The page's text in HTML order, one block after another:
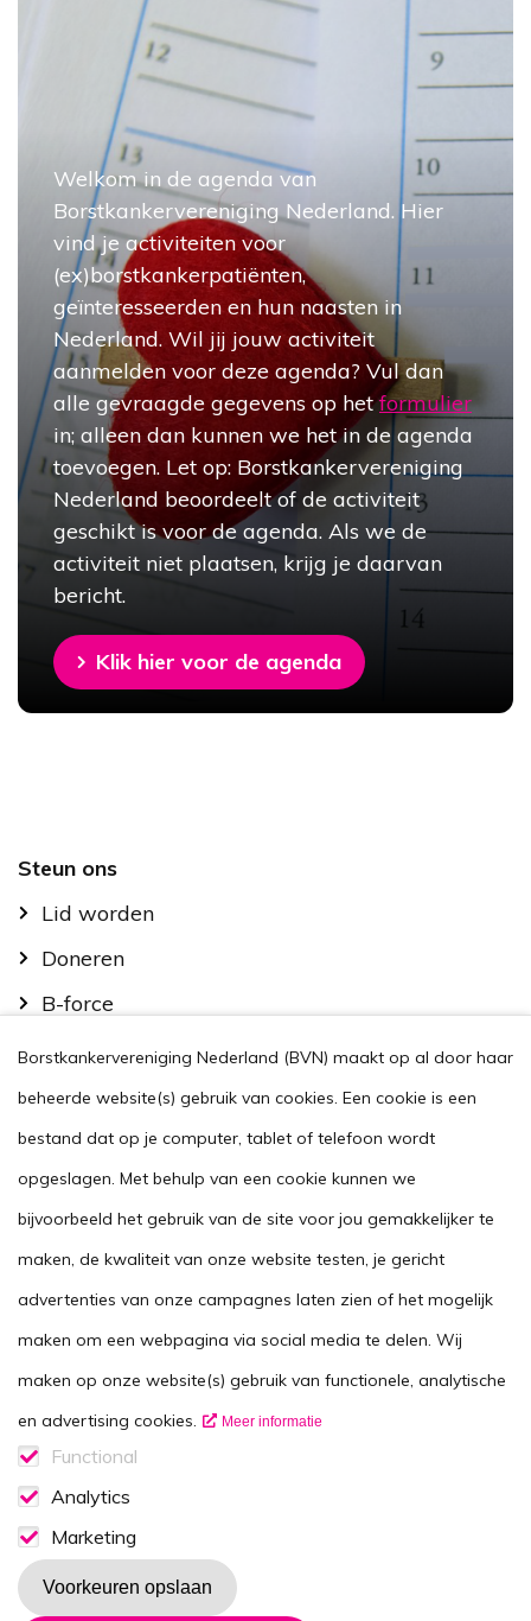
Welkom in de agenda van
Borstkankervereniging Nederland. Hier
vind je activiteiten voor
(ex)borstkankerpatiënten,
geïnteresseerden en hun naasten in
Nederland. Wil jij jouw activiteit
aanmelden voor deze agenda? Vul dan
alle gevraagde gegevens op hetformulier
in; alleen dan kunnen we het in de agenda
toevoegen. Let op: Borstkankervereniging
Nederland beoordeelt of de activiteit
geschikt is voor de agenda. Als we de
activiteit niet plaatsen, krijg je daarvan
bericht.
Klik hier voor de agenda
Footer
Steun ons
Lid worden
Doneren
B-force
Kom in actie
Handig
Stel je vraag
Agenda
Voor zorgverleners
This website in another language
Contactgegevens
Vacatures
Disclaimer
Volg ons op
Borstkankervereniging Nederland (BVN) maakt op al door haar
beheerde website(s) gebruik van cookies. Een cookie is een
bestand dat op je computer, tablet of telefoon wordt
opgeslagen. Met behulp van een cookie kunnen we
bijvoorbeeld het gebruik van de site voor jou gemakkelijker te
maken, de kwaliteit van onze website testen, je gericht
advertenties van onze campagnes laten zien of het mogelijk
maken om een webpagina via social media te delen. Wij
maken op onze website(s) gebruik van functionele, analytische
en advertising cookies.
Meer informatie
Functional
Functionele cookies
Analytics
Analytics consent
Marketing
Marketing consent
Voorkeuren opslaan